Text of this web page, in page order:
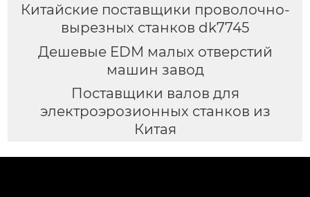
Китайские поставщики проволочно-
вырезных станков dk7745
Дешевые EDM малых отверстий
машин завод
Поставщики валов для
электроэрозионных станков из
Китая